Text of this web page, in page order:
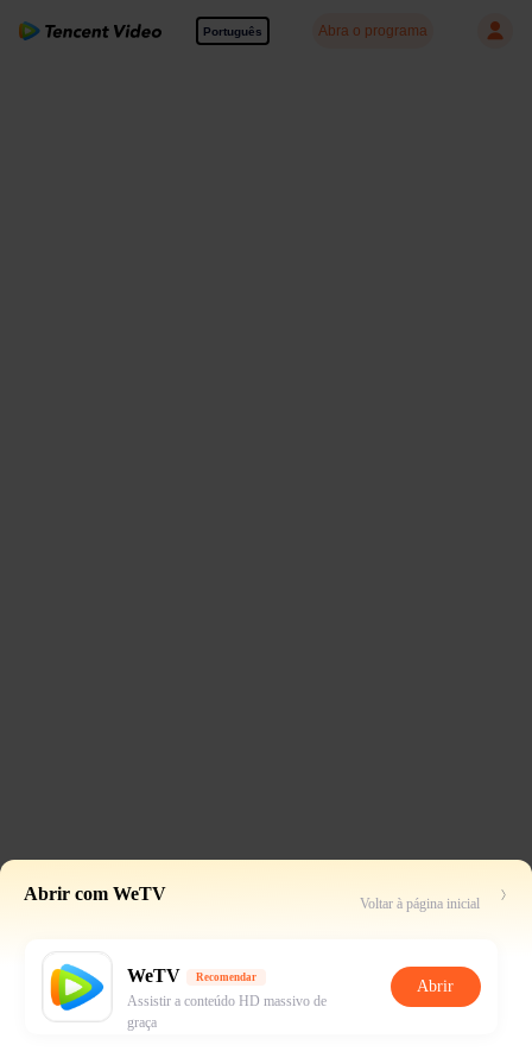
Português Abra o programa
Abrir com WeTV Voltar à página inicial
WeTV Recomendar
Assistir a conteúdo HD massivo de
graça
Abrir